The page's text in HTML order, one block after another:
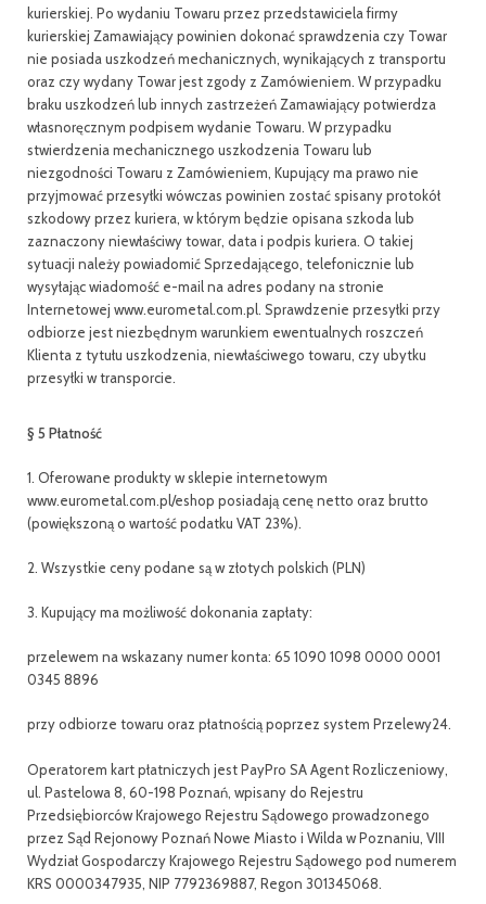
kurierskiej. Po wydaniu Towaru przez przedstawiciela firmy
kurierskiej Zamawiający powinien dokonać sprawdzenia czy Towar
nie posiada uszkodzeń mechanicznych, wynikających z transportu
oraz czy wydany Towar jest zgody z Zamówieniem. W przypadku
braku uszkodzeń lub innych zastrzeżeń Zamawiający potwierdza
własnoręcznym podpisem wydanie Towaru. W przypadku
stwierdzenia mechanicznego uszkodzenia Towaru lub
niezgodności Towaru z Zamówieniem, Kupujący ma prawo nie
przyjmować przesyłki wówczas powinien zostać spisany protokół
szkodowy przez kuriera, w którym będzie opisana szkoda lub
zaznaczony niewłaściwy towar, data i podpis kuriera. O takiej
sytuacji należy powiadomić Sprzedającego, telefonicznie lub
wysyłając wiadomość e-mail na adres podany na stronie
Internetowej www.eurometal.com.pl. Sprawdzenie przesyłki przy
odbiorze jest niezbędnym warunkiem ewentualnych roszczeń
Klienta z tytułu uszkodzenia, niewłaściwego towaru, czy ubytku
przesyłki w transporcie.
§ 5 Płatność
1. Oferowane produkty w sklepie internetowym
www.eurometal.com.pl/eshop posiadają cenę netto oraz brutto
(powiększoną o wartość podatku VAT 23%).
2. Wszystkie ceny podane są w złotych polskich (PLN)
3. Kupujący ma możliwość dokonania zapłaty:
przelewem na wskazany numer konta: 65 1090 1098 0000 0001
0345 8896
przy odbiorze towaru oraz płatnością poprzez system Przelewy24.
Operatorem kart płatniczych jest PayPro SA Agent Rozliczeniowy,
ul. Pastelowa 8, 60-198 Poznań, wpisany do Rejestru
Przedsiębiorców Krajowego Rejestru Sądowego prowadzonego
przez Sąd Rejonowy Poznań Nowe Miasto i Wilda w Poznaniu, VIII
Wydział Gospodarczy Krajowego Rejestru Sądowego pod numerem
KRS 0000347935, NIP 7792369887, Regon 301345068.